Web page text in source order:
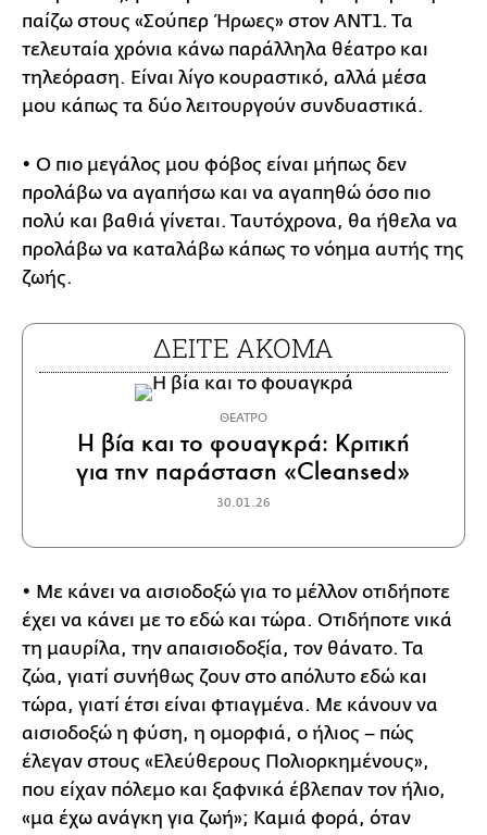
παίζω στους «Σούπερ Ήρωες» στον ΑΝΤ1. Τα
τελευταία χρόνια κάνω παράλληλα θέατρο και
τηλεόραση. Είναι λίγο κουραστικό, αλλά μέσα
μου κάπως τα δύο λειτουργούν συνδυαστικά.
• Ο πιο μεγάλος μου φόβος είναι μήπως δεν
προλάβω να αγαπήσω και να αγαπηθώ όσο πιο
πολύ και βαθιά γίνεται. Ταυτόχρονα, θα ήθελα να
προλάβω να καταλάβω κάπως το νόημα αυτής της
ζωής.
ΔΕΙΤΕ ΑΚΟΜΑ
ΘΕΑΤΡΟ
Η βία και το φουαγκρά: Κριτική
για την παράσταση «Cleansed»
30.01.26
• Με κάνει να αισιοδοξώ για το μέλλον οτιδήποτε
έχει να κάνει με το εδώ και τώρα. Οτιδήποτε νικά
τη μαυρίλα, την απαισιοδοξία, τον θάνατο. Τα
ζώα, γιατί συνήθως ζουν στο απόλυτο εδώ και
τώρα, γιατί έτσι είναι φτιαγμένα. Με κάνουν να
αισιοδοξώ η φύση, η ομορφιά, ο ήλιος – πώς
έλεγαν στους «Ελεύθερους Πολιορκημένους»,
που είχαν πόλεμο και ξαφνικά έβλεπαν τον ήλιο,
«μα έχω ανάγκη για ζωή»; Καμιά φορά, όταν